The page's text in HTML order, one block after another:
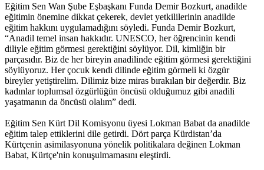
Eğitim Sen Wan Şube Eşbaşkanı Funda Demir Bozkurt, anadilde
eğitimin önemine dikkat çekerek, devlet yetkililerinin anadilde
eğitim hakkını uygulamadığını söyledi. Funda Demir Bozkurt,
“Anadil temel insan hakkıdır. UNESCO, her öğrencinin kendi
diliyle eğitim görmesi gerektiğini söylüyor. Dil, kimliğin bir
parçasıdır. Biz de her bireyin anadilinde eğitim görmesi gerektiğini
söylüyoruz. Her çocuk kendi dilinde eğitim görmeli ki özgür
bireyler yetiştirelim. Dilimiz bize miras bırakılan bir değerdir. Biz
kadınlar toplumsal özgürlüğün öncüsü olduğumuz gibi anadili
yaşatmanın da öncüsü olalım” dedi.
Eğitim Sen Kürt Dil Komisyonu üyesi Lokman Babat da anadilde
eğitim talep ettiklerini dile getirdi. Dört parça Kürdistan’da
Kürtçenin asimilasyonuna yönelik politikalara değinen Lokman
Babat, Kürtçe'nin konuşulmamasını eleştirdi.